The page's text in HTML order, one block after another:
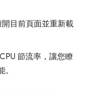
目前頁面並重新載
節流率，讓您瞭